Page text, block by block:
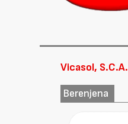
Vicasol, S.C.A.
Berenjena